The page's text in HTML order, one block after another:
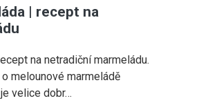
| recept na
na netradiční marmeládu.
melounové marmeládě
velice dobr…